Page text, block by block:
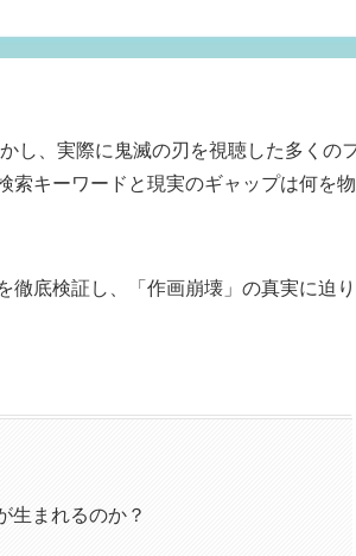
し、実際に鬼滅の刃を視聴した多くの
索キーワードと現実のギャップは何を
底検証し、「作画崩壊」の真実に迫り
生まれるのか？